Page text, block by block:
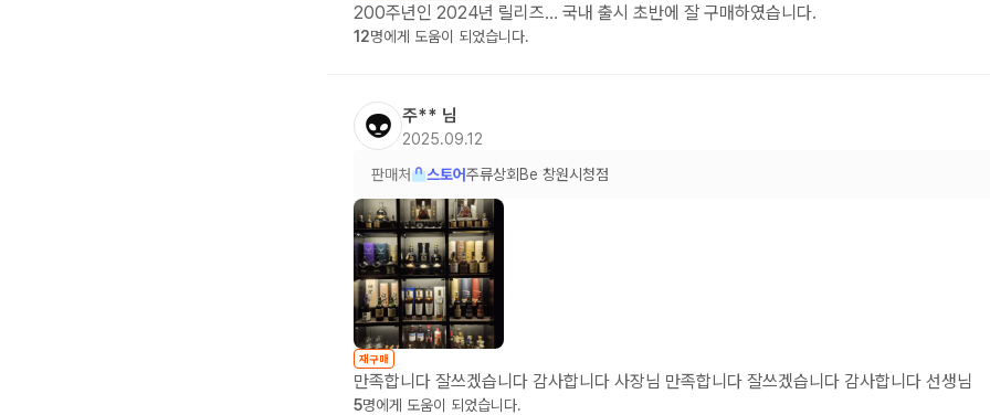
200주년인 2024년 릴리즈… 국내 출시 초반에 잘 구매하였습니다.
12명에게 도움이 되었습니다.
👽 주** 님
2025.09.12
판매처 스토어주류상회Be 창원시청점
재구매
만족합니다 잘쓰겠습니다 감사합니다 사장님 만족합니다 잘쓰겠습니다 감사합니다 선생님
5명에게 도움이 되었습니다.